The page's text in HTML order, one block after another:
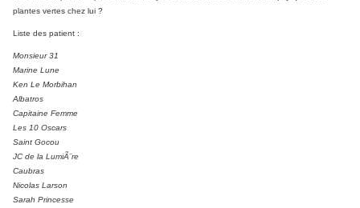
plantes vertes chez lui ?
Liste des patient :
Monsieur 31
Marine Lune
Ken Le Morbihan
Albatros
Capitaine Femme
Les 10 Oscars
Saint Gocou
JC de la LumiÃ¨re
Caubras
Nicolas Larson
Sarah Princesse